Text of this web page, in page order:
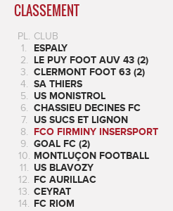
CLASSEMENT
PL. CLUB
1.
ESPALY
2. LE PUY FOOT AUV 43 (2)
3. CLERMONT FOOT 63 (2)
4. SA THIERS
5. US MONISTROL
6. CHASSIEU DECINES FC
7.
US SUCS ET LIGNON
8. FCO FIRMINY INSERSPORT
9. GOAL FC (2)
10. MONTLUÇON FOOTBALL
11. US BLAVOZY
12. FC AURILLAC
13. CEYRAT
14. FC RIOM